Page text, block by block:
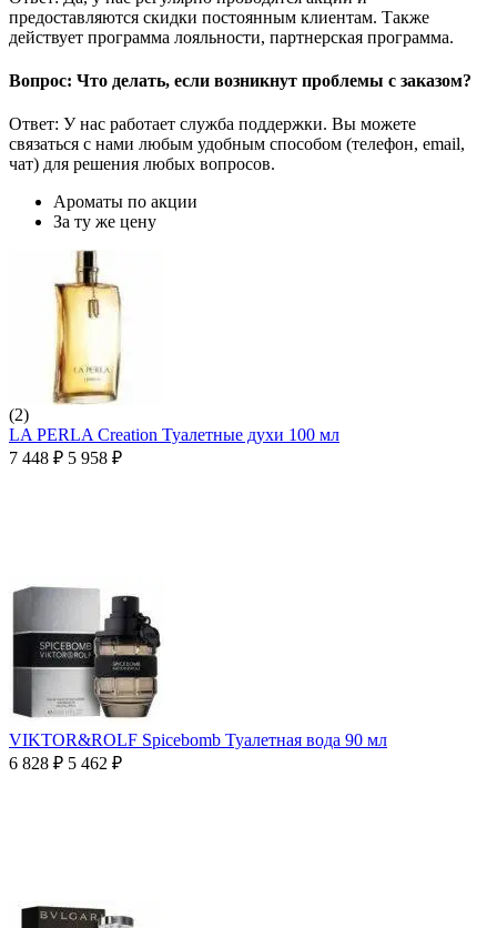
предоставляются скидки постоянным клиентам. Также
действует программа лояльности, партнерская программа.
Вопрос: Что делать, если возникнут проблемы с заказом?
Ответ: У нас работает служба поддержки. Вы можете
связаться с нами любым удобным способом (телефон, email,
чат) для решения любых вопросов.
Ароматы по акции
За ту же цену
(2)
LA PERLA Creation Туалетные духи 100 мл
7 448 ₽ 5 958 ₽
VIKTOR&ROLF Spicebomb Туалетная вода 90 мл
6 828 ₽ 5 462 ₽